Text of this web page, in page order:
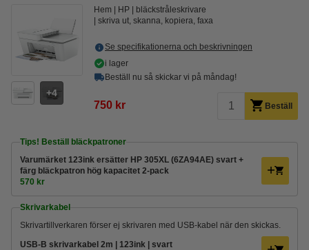
4
Hem HP
bläckstråleskrivare
skriva ut, skanna, kopiera, faxa
Se specifikationerna och beskrivningen
i lager
Beställ nu så skickar vi på måndag!
750 kr Beställ
Tips! Beställ bläckpatroner
Varumärket 123ink ersätter HP 305XL (6ZA94AE) svart +
färg bläckpatron hög kapacitet 2-pack
570 kr
Skrivarkabel
Skrivartillverkaren förser ej skrivaren med USB-kabel när den skickas.
USB-B skrivarkabel 2m | 123ink | svart